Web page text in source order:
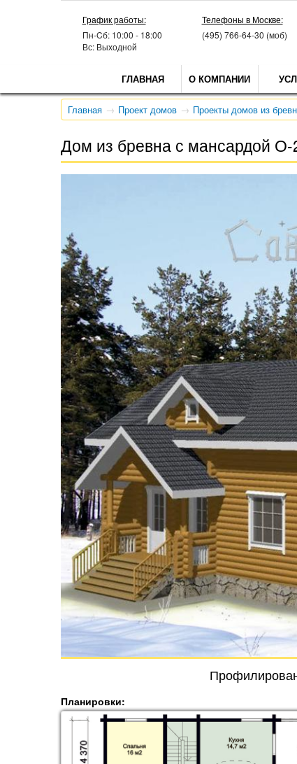
График работы:
Пн-Cб: 10:00 - 18:00
Вс: Выходной
Телефоны в Москве:
(495) 766-64-30 (моб)
ГЛАВНАЯ О КОМПАНИИ
Главная Проект домов Проекты домов из
Дом из бревна с мансардой О-
Планировки: